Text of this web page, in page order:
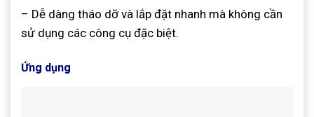
– Dễ dàng tháo dỡ và lắp đặt nhanh mà không cần
sử dụng các công cụ đặc biệt.
Ứng dụng